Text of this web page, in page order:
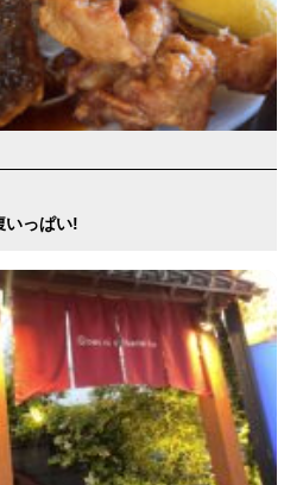
いっぱい!